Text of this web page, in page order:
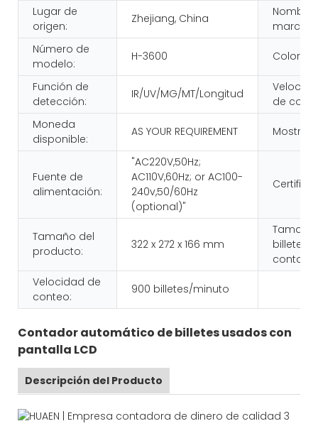
Lugar de
origen:
Zhejiang, China
Nombre
marca:
Número de
modelo:
H-3600 Color:
Función de
detección:
IR/UV/MG/MT/Longitud
de
Moneda
disponible:
AS YOUR REQUIREMENT Mostrar:
Fuente de
alimentación:
"AC220V,50Hz;
AC110V,60Hz; or AC100-
240v,50/60Hz
(optional)"
Tamaño del
producto:
322 x 272 x 166 mm
billete
Velocidad de
conteo:
900 billetes/minuto
Contador automático de billetes usados ​​con
pantalla LCD
Descripción del Producto